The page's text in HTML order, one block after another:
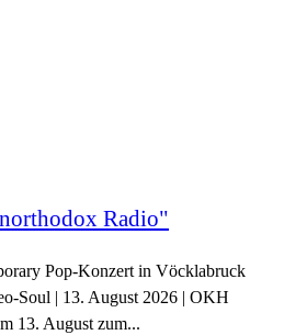
Radio"
Pop-Konzert in Vöcklabruck
Soul | 13. August 2026 | OKH
13. August zum...